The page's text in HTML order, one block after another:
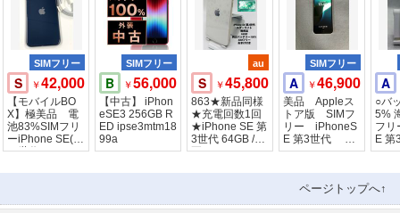
SIMフリー
S ￥42,000
【モバイルBO
X】極美品 電
池83%SIMフリ
ーiPhone SE(第
３世代) 128GB
SIMフリー
B ￥56,000
【中古】 iPhon
eSE3 256GB R
ED ipse3mtm18
99a
au
S ￥45,800
863★新品同様
★充電回数1回
★iPhone SE 第
3世代 64GB /純
正バッテリー10
SIMフリー
A ￥46,900
美品 Appleス
トア版 SIMフ
リー iPhoneS
E 第3世代 12
8GB スターライ
A
○バ
5%
フリ
E 第
B ス
ページトップへ↑